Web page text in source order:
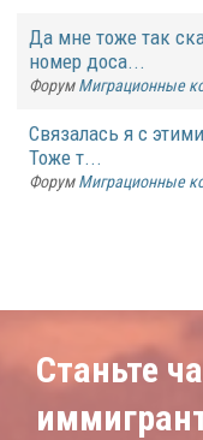
Да мне тоже так
номер доса...
Форум Миграционные
Связалась я с
Тоже т...
Форум Миграционные
Станьте